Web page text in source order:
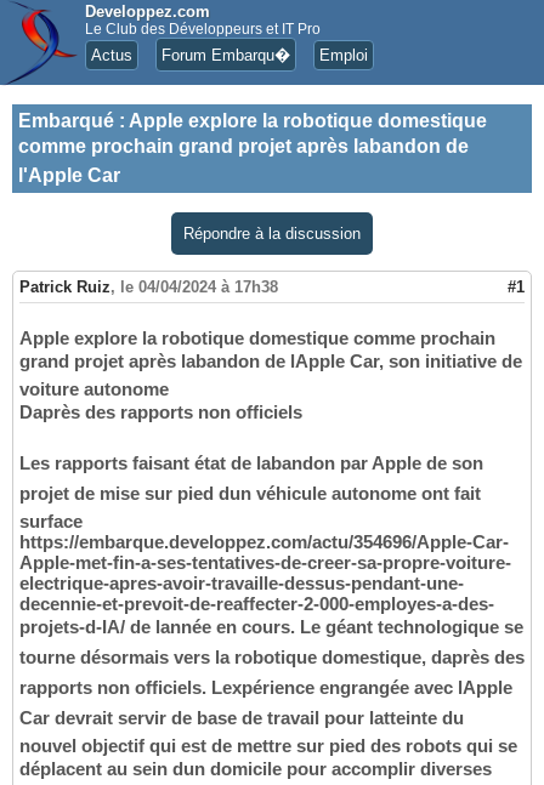
Developpez.com
Le Club des Développeurs et IT Pro
Actus Forum Embarqu� Emploi
Embarqué : Apple explore la robotique domestique
comme prochain grand projet après labandon de
l'Apple Car
Répondre à la discussion
Patrick Ruiz, le 04/04/2024 à 17h38 #1
Apple explore la robotique domestique comme prochain
grand projet après labandon de lApple Car, son initiative de
voiture autonome
Daprès des rapports non officiels
Les rapports faisant état de labandon par Apple de son
projet de mise sur pied dun véhicule autonome ont fait
surface
https://embarque.developpez.com/actu/354696/Apple-Car-
Apple-met-fin-a-ses-tentatives-de-creer-sa-propre-voiture-
electrique-apres-avoir-travaille-dessus-pendant-une-
decennie-et-prevoit-de-reaffecter-2-000-employes-a-des-
projets-d-IA/ de lannée en cours. Le géant technologique se
tourne désormais vers la robotique domestique, daprès des
rapports non officiels. Lexpérience engrangée avec lApple
Car devrait servir de base de travail pour latteinte du
nouvel objectif qui est de mettre sur pied des robots qui se
déplacent au sein dun domicile pour accomplir diverses